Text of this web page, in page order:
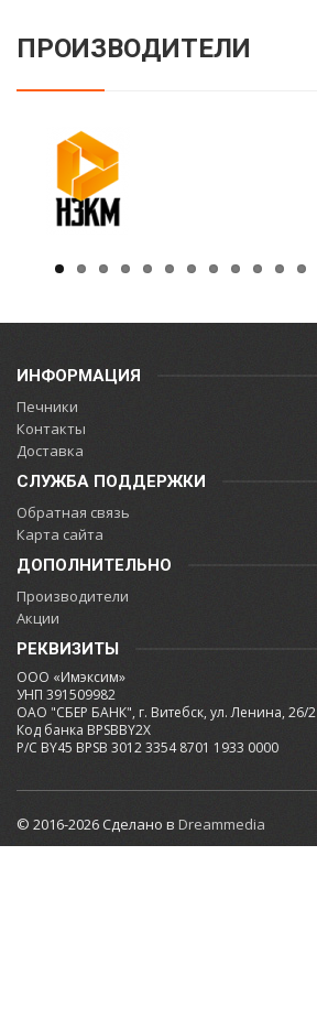
ПРОИЗВОДИТЕЛИ
ИНФОРМАЦИЯ
Печники
Контакты
Доставка
СЛУЖБА ПОДДЕРЖКИ
Обратная связь
Карта сайта
ДОПОЛНИТЕЛЬНО
Производители
Акции
РЕКВИЗИТЫ
ООО «Имэксим»
УНП 391509982
ОАО "СБЕР БАНК", г. Витебск, ул. Ленина, 26/2
Код банка BPSBBY2X
Р/С BY45 BPSB 3012 3354 8701 1933 0000
© 2016-2026 Сделано в Dreammedia